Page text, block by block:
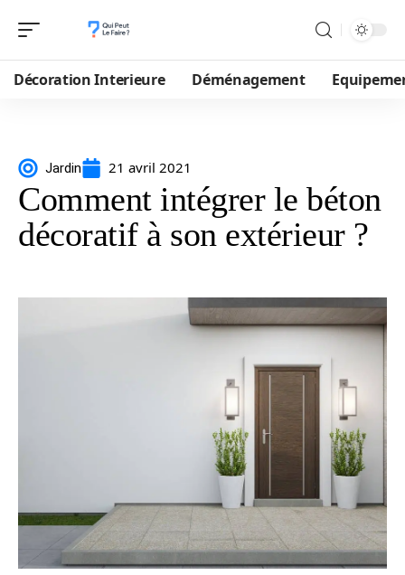
Décoration Interieure Déménagement
Jardin 21 avril 2021
Comment intégrer le béton
décoratif à son extérieur ?